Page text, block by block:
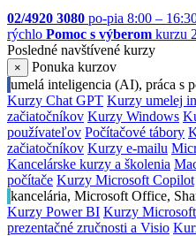
02/4920 3080 po-pia 8:00 –
rýchlo Pomoc s výberom kurzu
Posledné navštívené kurzy
×
Ponuka kurzov
umelá inteligencia (AI), práca s
Kurzy Chat GPT Kurzy umelej
začiatočníkov Kurzy Windows
používateľov Počítačové tábory
začiatočníkov Kurzy e-mailu
Kancelárske kurzy a školenia
počítače Kurzy Microsoft Copilot
kancelária, Microsoft Office,
Kurzy Power BI Kurzy
prezentačné zručnosti a Visio